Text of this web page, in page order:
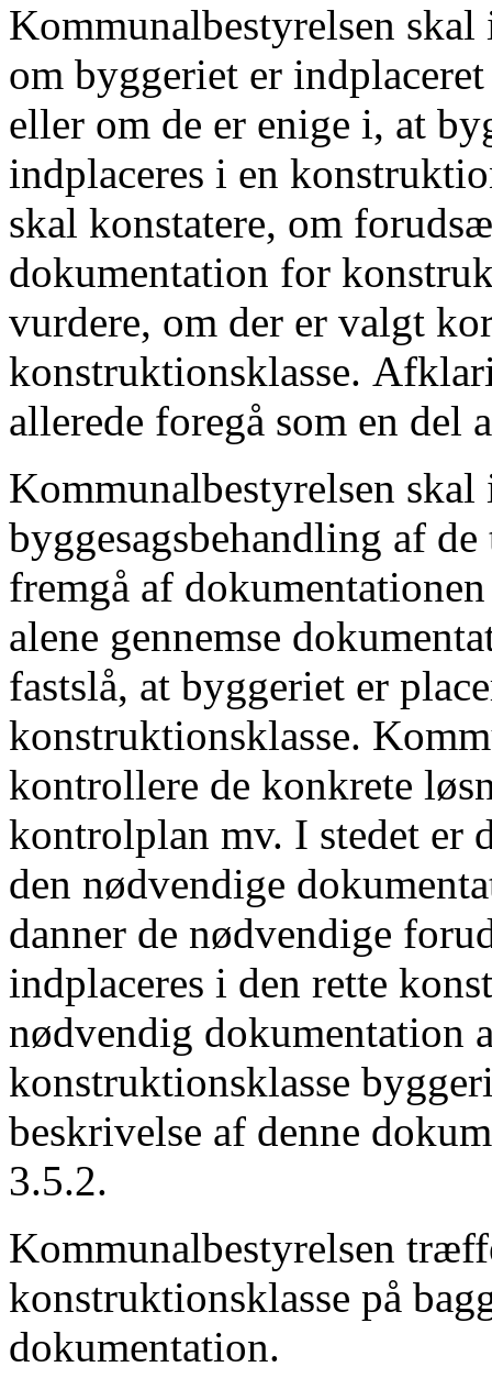
Kommunalbestyrelsen
om byggeriet er
eller om de er enige i, at
indplaceres i en
skal konstatere, om
dokumentation for
vurdere, om der er valgt
konstruktionsklasse.
allerede foregå som en del
Kommunalbestyrelsen
byggesagsbehandling af
fremgå af
alene gennemse
fastslå, at byggeriet er
konstruktionsklasse.
kontrollere de konkrete
kontrolplan mv. I stedet
den nødvendige
danner de nødvendige
indplaceres i den rette
nødvendig dokumentation
konstruktionsklasse
beskrivelse af denne
3.5.2.
Kommunalbestyrelsen
konstruktionsklasse på
dokumentation.